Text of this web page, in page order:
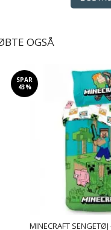
OGSÅ
SPAR
43%
MINECRAFT